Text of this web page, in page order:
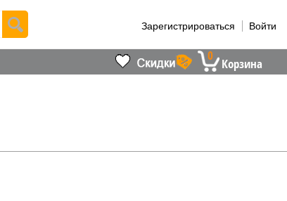
Зарегистрироваться Войти
0
Корзина